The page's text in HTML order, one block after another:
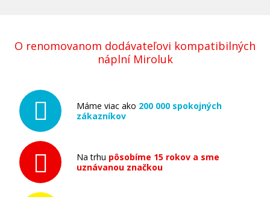
O renomovanom dodávateľovi kompatibilných
náplní Miroluk
Máme viac ako 200 000 spokojných
zákazníkov
Na trhu pôsobíme 15 rokov a sme
uznávanou značkou